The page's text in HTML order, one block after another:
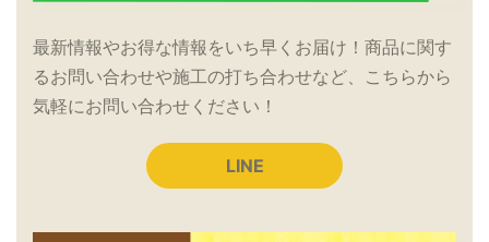
最新情報やお得な情報をいち早くお届け！商品に関す
るお問い合わせや施工の打ち合わせなど、こちらから
気軽にお問い合わせください！
LINE